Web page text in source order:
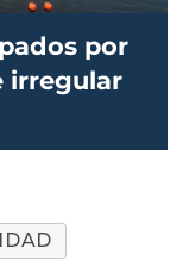
por
irregular